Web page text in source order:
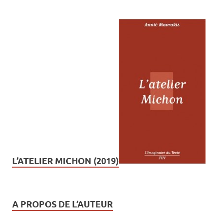
L’ATELIER MICHON (2019)
A PROPOS DE L’AUTEUR